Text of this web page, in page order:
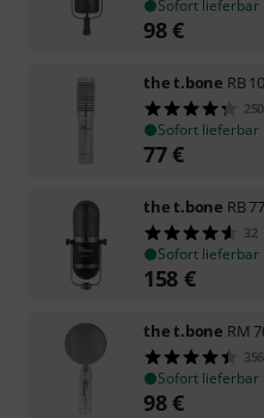
Sofort lieferbar
98€
the t.bone RB
250
Sofort lieferbar
77€
the t.bone RB
32
Sofort lieferbar
158 €
the t.bone RM
356
Sofort lieferbar
98€